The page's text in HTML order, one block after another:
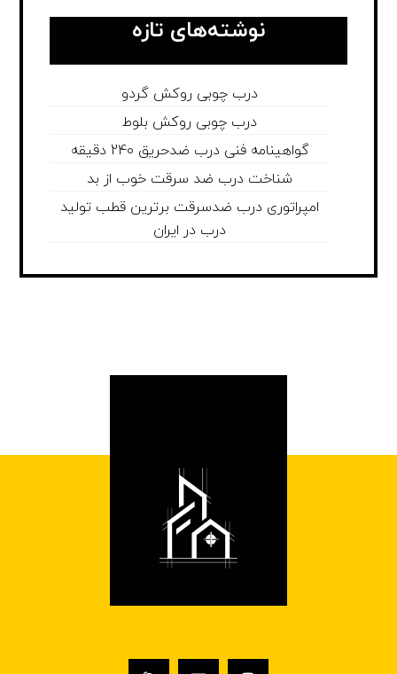
نوشته‌های تازه
درب چوبی روکش گردو
درب چوبی روکش بلوط
گواهینامه فنی درب ضدحریق 240 دقیقه
شناخت درب ضد سرقت خوب از بد
امپراتوری درب ضدسرقت برترین قطب تولید
درب در ایران